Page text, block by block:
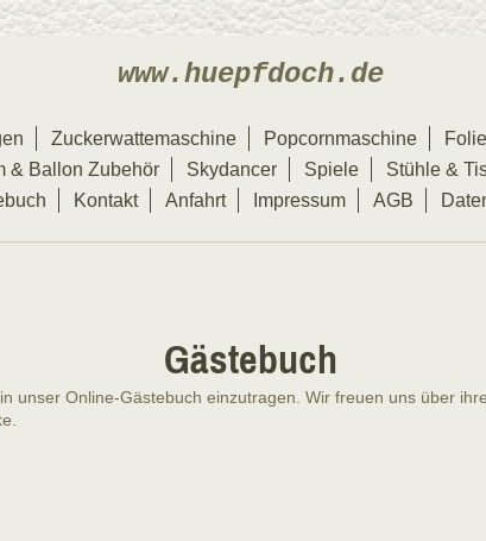
www.huepfdoch.de
Zuckerwattemaschine Popcornmaschine
& Ballon Zubehör Skydancer Spiele Stühle &
Kontakt Anfahrt Impressum AGB
Gästebuch
unser Online-Gästebuch einzutragen. Wir freuen uns über ihre